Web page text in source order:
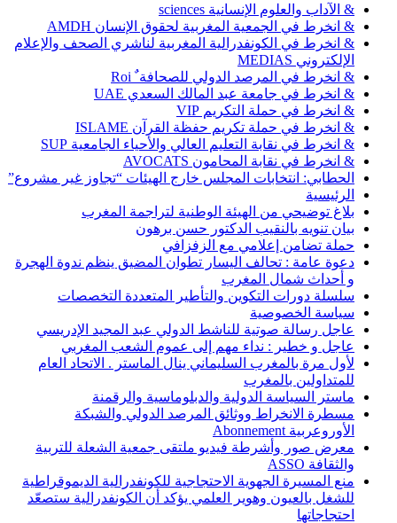
& الآداب والعلوم الإنسانية sciences
& انخرط في الجمعية المغربية لحقوق الإنسان AMDH
& انخرط في الكونفدرالية المغربية لناشري الصحف والإعلام
الإلكتروني MEDIAS
& انخرط في المرصد الدولي للصحافة ٌ Roi
& انخرط في جامعة عبد المالك السعدي UAE
& انخرط في حملة التكريم VIP
& انخرط في حملة تكريم حفظة القرآن ISLAME
& انخرط في نقابة التعليم العالي والأحياء الجامعية SUP
& انخرط في نقابة المحامون AVOCATS
الحطابي: انتخابات المجلس خارج الهيئات “تجاوز غير مشروع”
الرئيسية
بلاغ توضيحي من الهيئة الوطنية لتراجمة المغرب
بيان تنويه بالنقيب الدكتور حسن برهون
حملة تضامن إعلامي مع الزفزافي
دعوة عامة : تحالف اليسار تطوان المضيق ينظم ندوة الهجرة
و أحداث شمال المغرب
سلسلة دورات التكوين والتأطير المتعددة التخصصات
سياسة الخصوصية
عاجل رسالة صوتية للناشط الدولي عبد المجيد الإدريسي
عاجل و خطير : نداء مهم إلى عموم الشعب المغربي
لأول مرة بالمغرب السليماني ينال الماستر . الاتحاد العام
للمتداولين بالمغرب
ماستر السياسة الدولية والدبلوماسية والرقمنة
مسطرة الانخراط ووثائق المرصد الدولي والشبكة
الأوروعربية Abonnement
معرض صور وأشرطة فيديو ملتقى جمعية الشعلة للتربية
والثقافة ASSO
منع المسيرة الجهوية الاحتجاجية للكونفدرالية الديموقراطية
للشغل بالعيون وهوير العلمي يؤكد أن الكونفدرالية ستصعّد
احتجاجاتها